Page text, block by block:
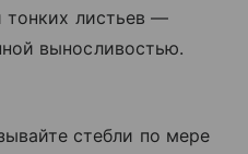
тонких листьев —
выносливостью.
стебли по мере